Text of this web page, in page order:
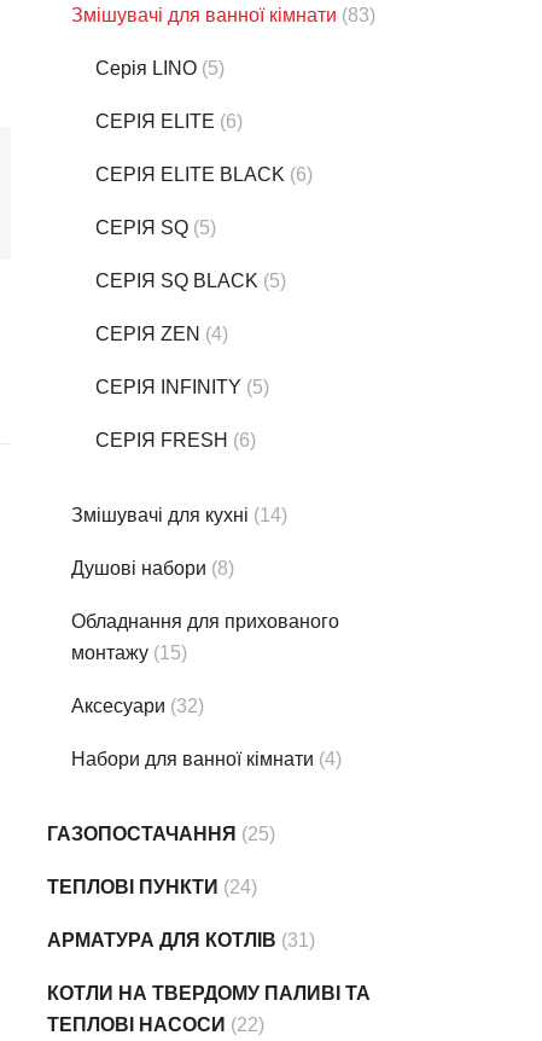
Змішувачі для ванної кімнати (83)
Серія LINO (5)
СЕРІЯ ELITE (6)
СЕРІЯ ELITE BLACK (6)
СЕРІЯ SQ (5)
СЕРІЯ SQ BLACK (5)
СЕРІЯ ZEN (4)
СЕРІЯ INFINITY (5)
СЕРІЯ FRESH (6)
Змішувачі для кухні (14)
Душові набори (8)
Обладнання для прихованого
монтажу (15)
Аксесуари (32)
Набори для ванної кімнати (4)
ГАЗОПОСТАЧАННЯ (25)
ТЕПЛОВІ ПУНКТИ (24)
АРМАТУРА ДЛЯ КОТЛІВ (31)
КОТЛИ НА ТВЕРДОМУ ПАЛИВІ ТА
ТЕПЛОВІ НАСОСИ (22)